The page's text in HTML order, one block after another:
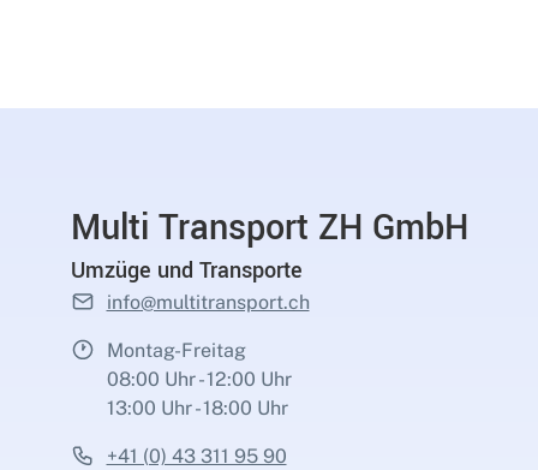
Multi Transport ZH GmbH
Umzüge und Transporte
info@multitransport.ch
Montag-Freitag
08:00 Uhr - 12:00 Uhr
13:00 Uhr - 18:00 Uhr
+41 (0) 43 311 95 90